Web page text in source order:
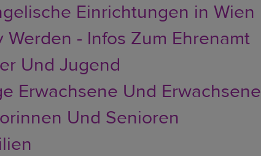
Einrichtungen in Wien
Werden - Infos Zum Ehrenamt
Und Jugend
Erwachsene Und Erwachsene
Und Senioren